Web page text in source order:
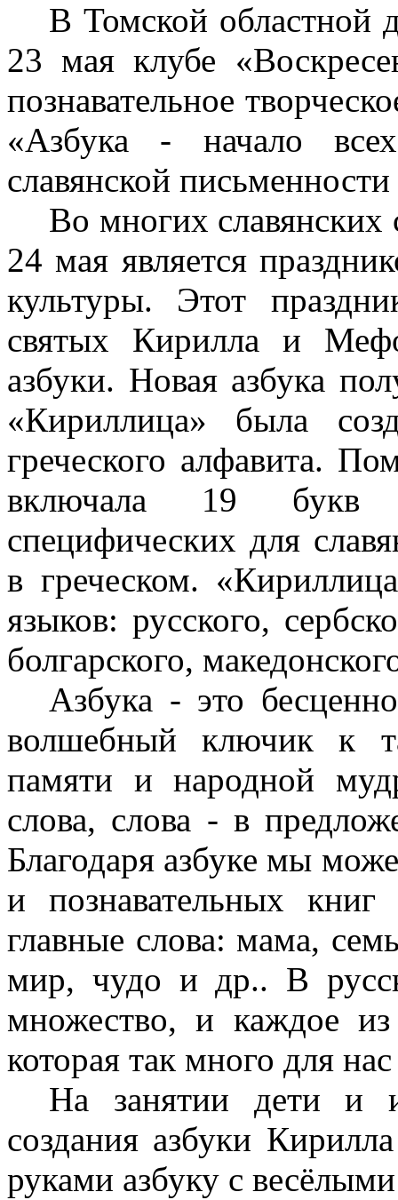
В Томской областной
23 мая клубе
познавательное
«Азбука - начало
славянской
Во многих славянских
24 мая является
культуры. Этот
святых Кирилла и
азбуки. Новая азбука
«Кириллица» была
греческого алфавита.
включала 19 букв
специфических для
в греческом.
языков: русского,
болгарского,
Азбука - это
волшебный ключик к
памяти и народной
слова, слова - в
Благодаря азбуке мы
и познавательных
главные слова: мама,
мир, чудо и др.. В
множество, и каждое
которая так много для нас
На занятии дети и
создания азбуки
руками азбуку с